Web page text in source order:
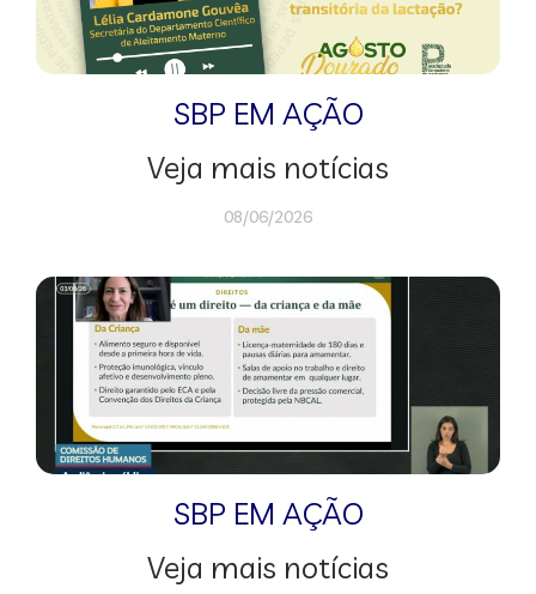
SBP EM AÇÃO
Veja mais notícias
08/06/2026
SBP EM AÇÃO
Veja mais notícias